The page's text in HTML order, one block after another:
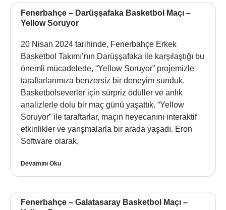
Fenerbahçe – Darüşşafaka Basketbol Maçı –
Yellow Soruyor
20 Nisan 2024 tarihinde, Fenerbahçe Erkek
Basketbol Takımı’nın Darüşşafaka ile karşılaştığı bu
önemli mücadelede, “Yellow Soruyor” projemizle
taraftarlarımıza benzersiz bir deneyim sunduk.
Basketbolseverler için sürpriz ödüller ve anlık
analizlerle dolu bir maç günü yaşattık. “Yellow
Soruyor” ile taraftarlar, maçın heyecanını interaktif
etkinlikler ve yarışmalarla bir arada yaşadı. Eron
Software olarak,
Devamını Oku
Fenerbahçe – Galatasaray Basketbol Maçı –